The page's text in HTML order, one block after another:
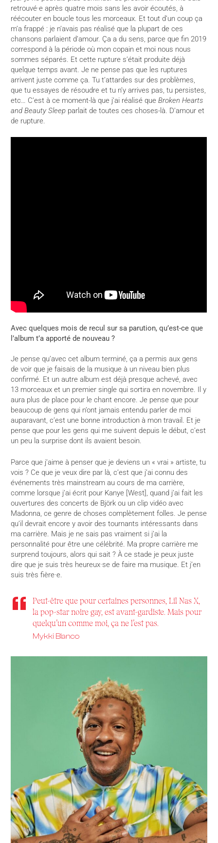
retrouvé·e après quatre mois sans les avoir écoutés, à
réécouter en boucle tous les morceaux. Et tout d’un coup ça
m’a frappé : je n’avais pas réalisé que la plupart de ces
chansons parlaient d’amour. Ça a du sens, parce que fin 2019
correspond à la période où mon copain et moi nous nous
sommes séparés. Et cette rupture s’était produite déjà
quelque temps avant. Je ne pense pas que les ruptures
arrivent juste comme ça. Tu t’attardes sur des problèmes,
que tu essayes de résoudre et tu n’y arrives pas, tu persistes,
etc… C’est à ce moment-là que j’ai réalisé queBroken Hearts
and Beauty Sleep parlait de toutes ces choses-là. D’amour et
de rupture.
Avec quelques mois de recul sur sa parution, qu’est-ce que
l’album t’a apporté de nouveau ?
Je pense qu’avec cet album terminé, ça a permis aux gens
de voir que je faisais de la musique à un niveau bien plus
confirmé. Et un autre album est déjà presque achevé, avec
13 morceaux et un premier single qui sortira en novembre. Il y
aura plus de place pour le chant encore. Je pense que pour
beaucoup de gens qui n’ont jamais entendu parler de moi
auparavant, c’est une bonne introduction à mon travail. Et je
pense que pour les gens qui me suivent depuis le début, c’est
un peu la surprise dont ils avaient besoin.
Parce que j’aime à penser que je deviens un « vrai » artiste, tu
vois ? Ce que je veux dire par là, c’est que j’ai connu des
événements très mainstream au cours de ma carrière,
comme lorsque j’ai écrit pour Kanye [West], quand j’ai fait les
ouvertures des concerts de Björk ou un clip vidéo avec
Madonna, ce genre de choses complètement folles. Je pense
qu’il devrait encore y avoir des tournants intéressants dans
ma carrière. Mais je ne sais pas vraiment si j’ai la
personnalité pour être une célébrité. Ma propre carrière me
surprend toujours, alors qui sait ? À ce stade je peux juste
dire que je suis très heureux·se de faire ma musique. Et j’en
suis très fière·e.
Peut-être que pour certaines personnes, Lil Nas X,
la pop-star noire gay, est avant-gardiste. Mais pour
quelqu’un comme moi, ça ne l’est pas.
Mykki Blanco